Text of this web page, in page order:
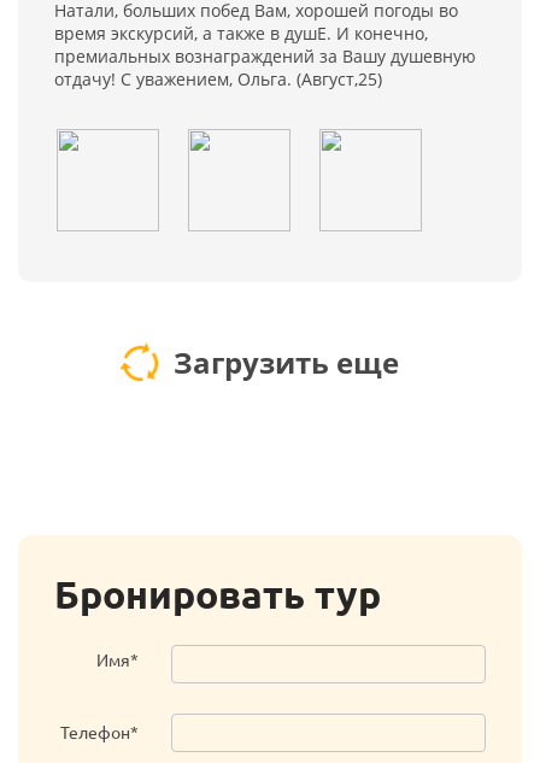
Натали, больших побед Вам, хорошей погоды во
время экскурсий, а также в душЕ. И конечно,
премиальных вознаграждений за Вашу душевную
отдачу! С уважением, Ольга. (Август,25)
Загрузить еще
Бронировать тур
Имя*
Телефон*